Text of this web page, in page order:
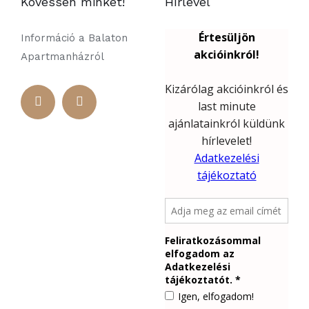
Információ a Balaton
Apartmanházról